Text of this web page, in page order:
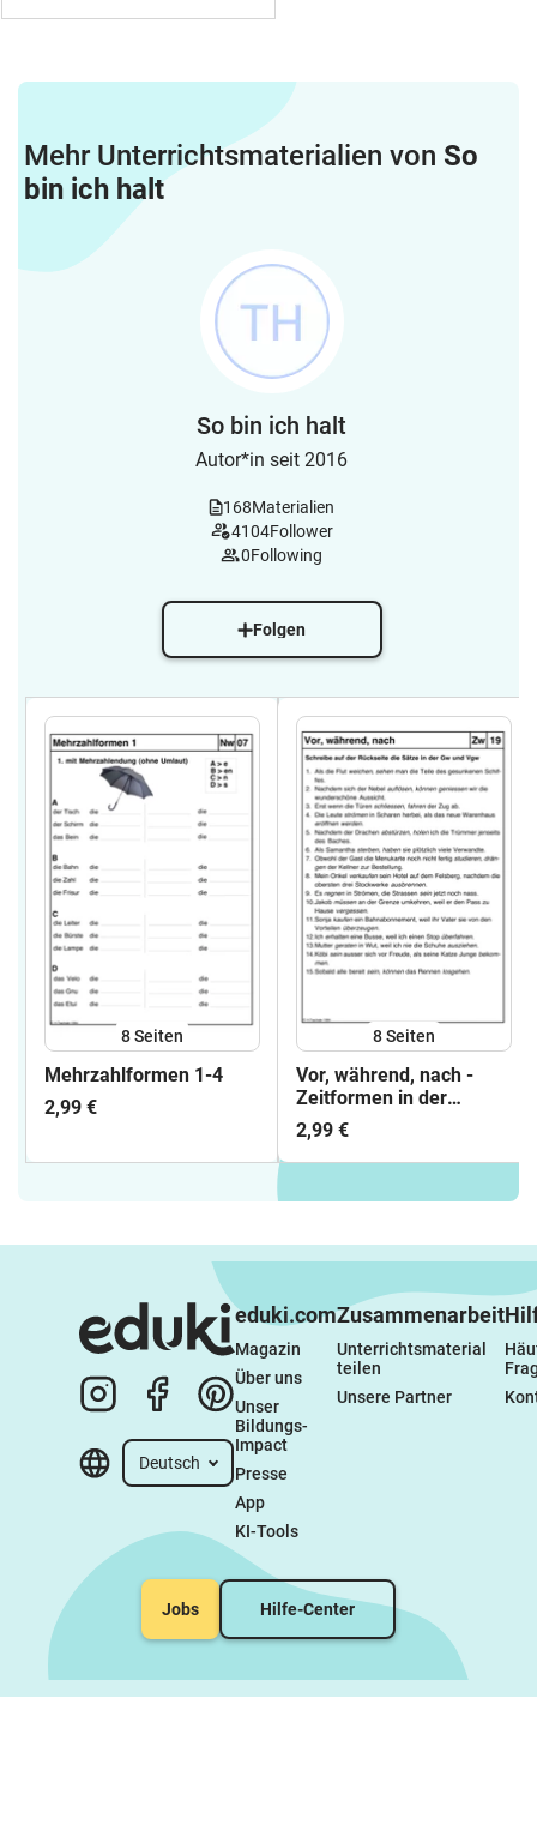
Mehr Unterrichtsmaterialien von So
bin ich halt
So bin ich halt
Autor*in seit 2016
168Materialien
4104Follower
0Following
Folgen
8Seiten
Mehrzahlformen 1-4
2,99 €
8Seiten
Vor, während, nach -
Zeitformen in der
richtigen Reihenfolge
2,99 €
Deutsch
eduki.com
Magazin
Über uns
Unser
Bildungs-
Impact
Presse
App
KI-Tools
Zusammenarbeit
Unterrichtsmaterial
teilen
Unsere Partner
Jobs Hilfe-Center